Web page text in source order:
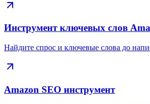
Инструмент ключевых слов
Найдите спрос и ключевые слова до
Amazon SEO инструмент